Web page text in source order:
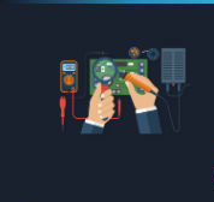
Перейти
контенту